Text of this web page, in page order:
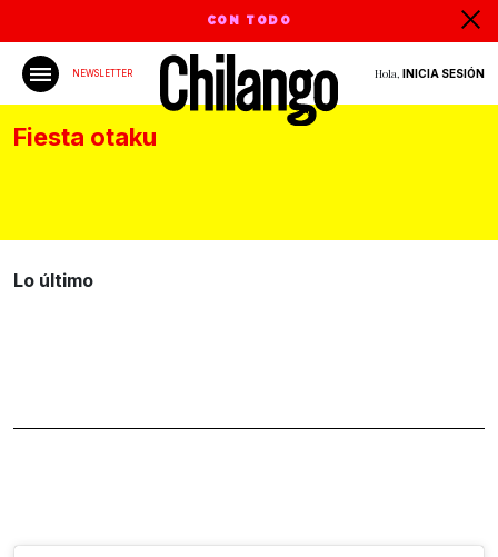
CON TODO
NEWSLETTER Hola, INICIA SESIÓN
Fiesta otaku
Lo último